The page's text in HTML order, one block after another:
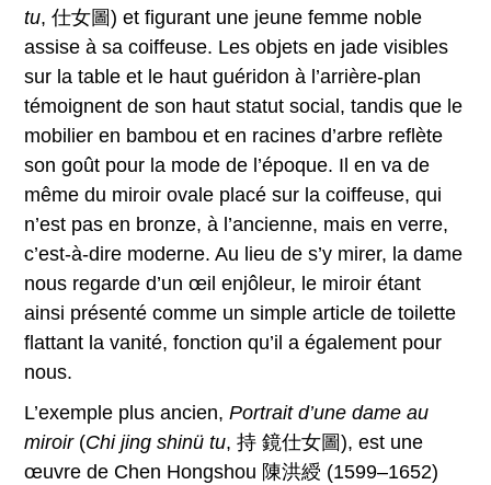
tu, 仕女圖) et figurant une jeune femme noble
assise à sa coiffeuse. Les objets en jade visibles
sur la table et le haut guéridon à l’arrière-plan
témoignent de son haut statut social, tandis que le
mobilier en bambou et en racines d’arbre reflète
son goût pour la mode de l’époque. Il en va de
même du miroir ovale placé sur la coiffeuse, qui
n’est pas en bronze, à l’ancienne, mais en verre,
c’est-à-dire moderne. Au lieu de s’y mirer, la dame
nous regarde d’un œil enjôleur, le miroir étant
ainsi présenté comme un simple article de toilette
flattant la vanité, fonction qu’il a également pour
nous.
L’exemple plus ancien,Portrait d’une dame au
miroir(Chi jing shinü tu, 持 鏡仕女圖), est une
œuvre de Chen Hongshou 陳洪綬 (1599–1652)